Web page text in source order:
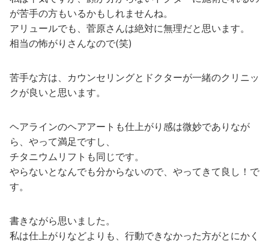
が苦手の方もいるかもしれませんね。
アリュールでも、菅原さんは絶対に無理だと思います。
相当の怖がりさんなので(笑)
苦手な方は、カウンセリングとドクターが一緒のクリニッ
クが良いと思います。
ヘアラインのヘアアートも仕上がり感は微妙でありなが
ら、やって満足ですし、
チタニウムリフトも同じです。
やらないとなんでも分からないので、やってきて良し！で
す。
書きながら思いました。
私は仕上がりなどよりも、行動できなかった方がとにかく